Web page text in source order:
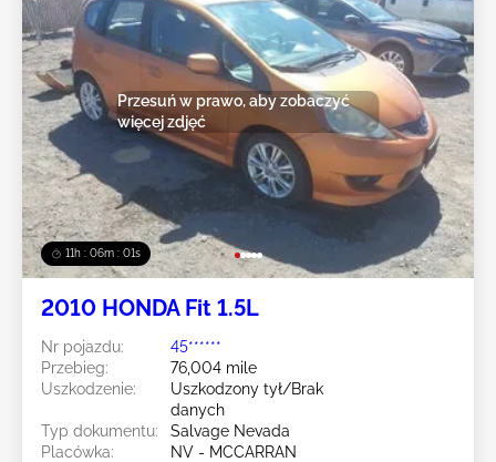
11h : 05m : 59s
Przesuń w prawo, aby zobaczyć
więcej zdjęć
2010 HONDA Fit 1.5L
Nr pojazdu:
45******
Przebieg:
76,004 mile
Uszkodzenie:
Uszkodzony tył/Brak
danych
Typ dokumentu:
Salvage Nevada
Placówka:
NV - MCCARRAN